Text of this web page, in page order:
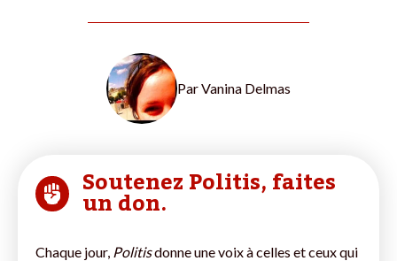
ParVanina Delmas
Soutenez Politis, faites
un don.
Chaque jour, Politisdonne une voix à celles et ceux qui